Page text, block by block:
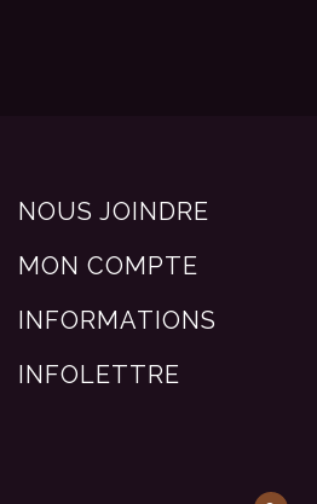
NOUS JOINDRE
MON COMPTE
INFORMATIONS
INFOLETTRE